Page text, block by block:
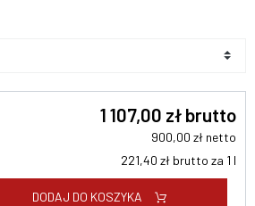
1 107,00 zł brutto
900,00 zł netto
221,40 zł brutto za 1 l
DODAJ DO KOSZYKA